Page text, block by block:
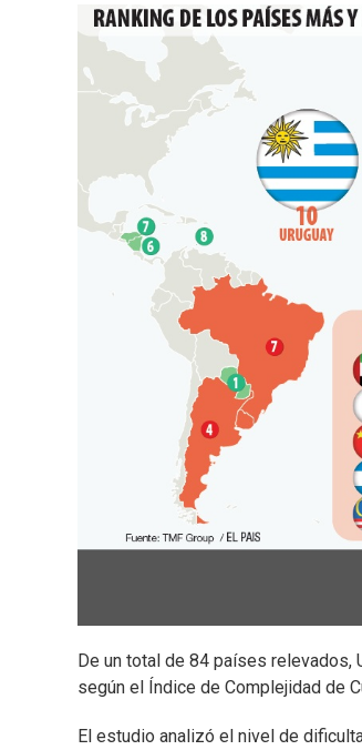
De un total de 84 países relevados,
según el Índice de Complejidad de
El estudio analizó el nivel de